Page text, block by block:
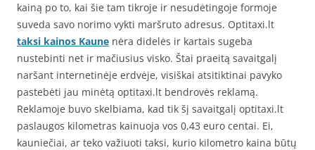
kainą po to, kai šie tam tikroje ir nesudėtingoje formoje
suveda savo norimo vykti maršruto adresus. Optitaxi.lt
taksi kainos Kaune nėra didelės ir kartais sugeba
nustebinti net ir mačiusius visko. Štai praeitą savaitgalį
naršant internetinėje erdvėje, visiškai atsitiktinai pavyko
pastebėti jau minėtą optitaxi.lt bendrovės reklamą.
Reklamoje buvo skelbiama, kad tik šį savaitgalį optitaxi.lt
paslaugos kilometras kainuoja vos 0,43 euro centai. Ei,
kauniečiai, ar teko važiuoti taksi, kurio kilometro kaina būtų